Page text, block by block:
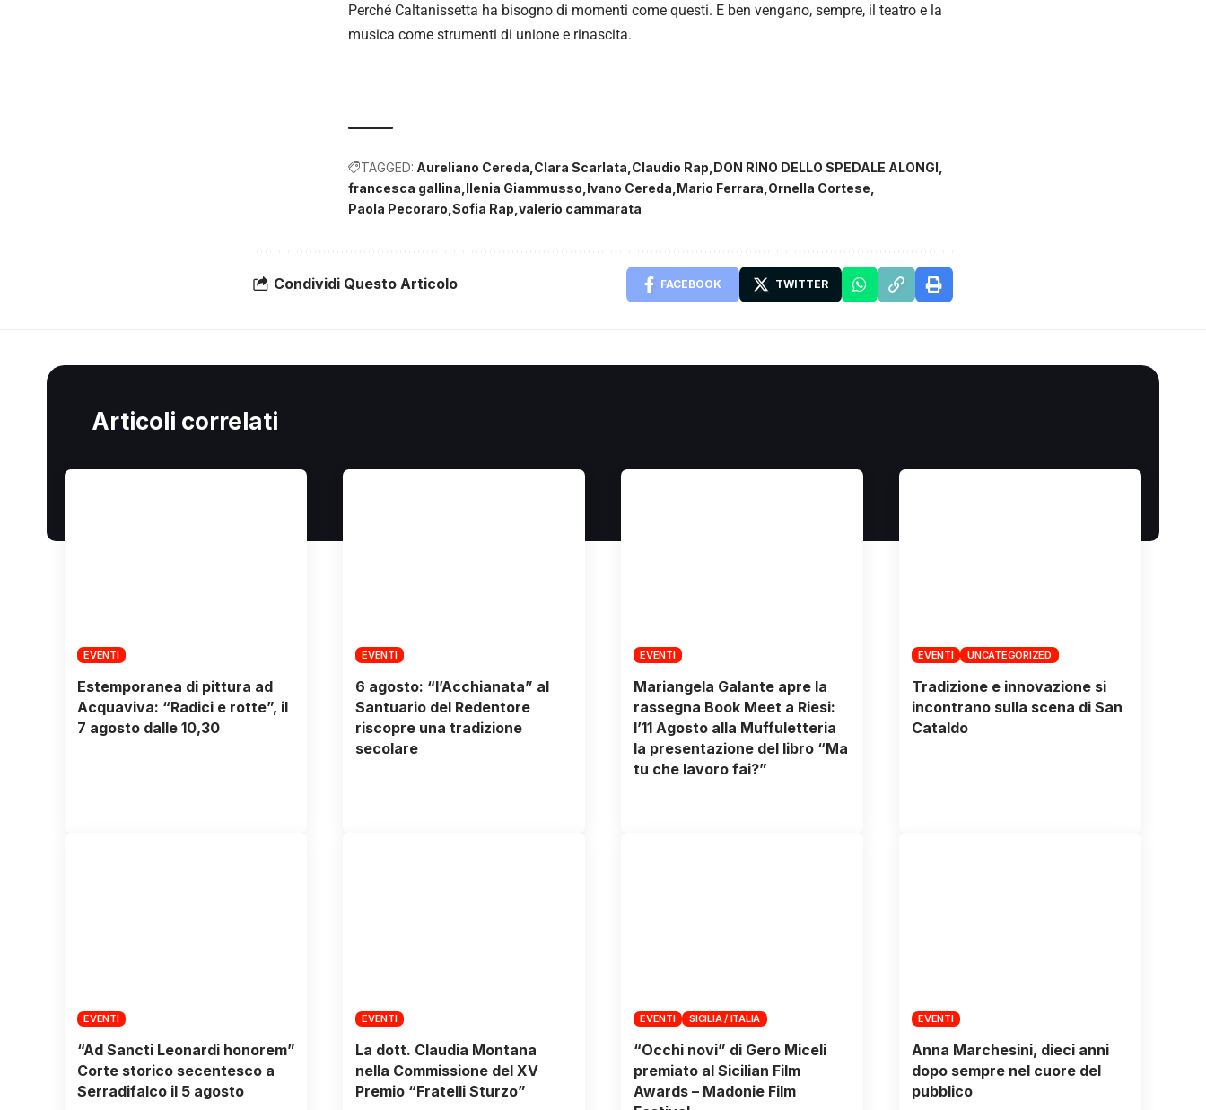
Perché Caltanissetta ha bisogno di momenti come questi. E ben vengano, sempre, il teatro e la
musica come strumenti di unione e rinascita.
TAGGED: Aureliano Cereda Clara Scarlata Claudio Rap DON RINO DELLO SPEDALE ALONGI
francesca gallina Ilenia Giammusso Ivano Cereda Mario Ferrara Ornella Cortese
Paola Pecoraro Sofia Rap valerio cammarata
Condividi Questo Articolo FACEBOOK TWITTER
Articoli correlati
EVENTI
Estemporanea di pittura ad
Acquaviva: “Radici e rotte”, il
7 agosto dalle 10,30
EVENTI
6 agosto: “l’Acchianata” al
Santuario del Redentore
riscopre una tradizione
secolare
EVENTI
Mariangela Galante apre la
rassegna Book Meet a Riesi:
l’11 Agosto alla Muffuletteria
la presentazione del libro “Ma
tu che lavoro fai?”
EVENTI UNCATEGORIZED
Tradizione e innovazione si
incontrano sulla scena di San
Cataldo
EVENTI
“Ad Sancti Leonardi honorem”
Corte storico secentesco a
Serradifalco il 5 agosto
EVENTI
La dott. Claudia Montana
nella Commissione del XV
Premio “Fratelli Sturzo”
EVENTI SICILIA / ITALIA
“Occhi novi” di Gero Miceli
premiato al Sicilian Film
Awards – Madonie Film
EVENTI
Anna Marchesini, dieci anni
dopo sempre nel cuore del
pubblico